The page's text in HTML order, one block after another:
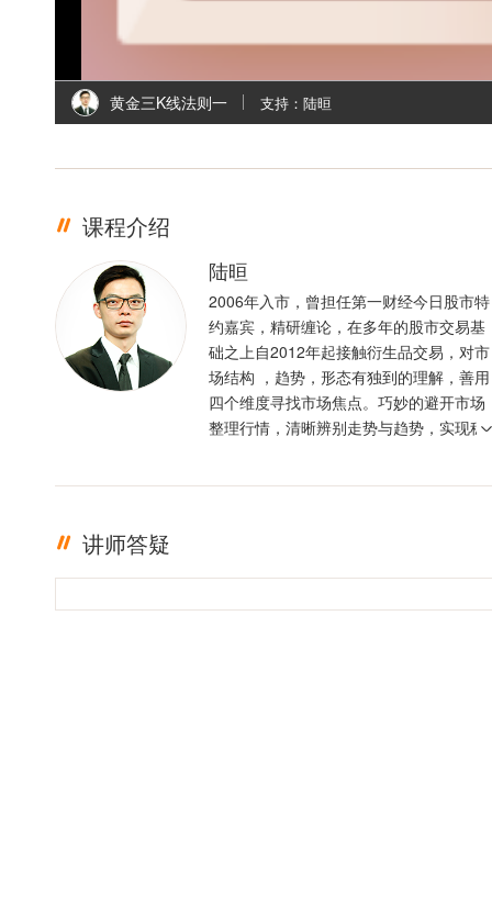
i
黄金三K线法则一 支持：陆晅
课程介绍
陆晅
2006年入市，曾担任第一财经今日股市特
约嘉宾，精研缠论，在多年的股市交易基
础之上自2012年起接触衍生品交易，对市
场结构 ，趋势，形态有独到的理解，善用
四个维度寻找市场焦点。巧妙的避开市场
整理行情，清晰辨别走势与趋势，实现稳
讲师答疑